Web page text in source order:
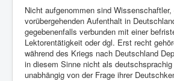
Nicht aufgenommen sind
vorübergehenden Aufenthalt in
gegebenenfalls verbunden mit einer
Lektorentätigkeit oder dgl. Erst recht
während des Kriegs nach Deutschland
in diesem Sinne nicht als
unabhängig von der Frage ihrer